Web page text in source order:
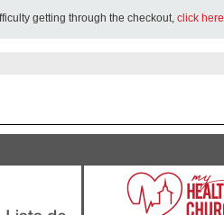
getting through the checkout, click here